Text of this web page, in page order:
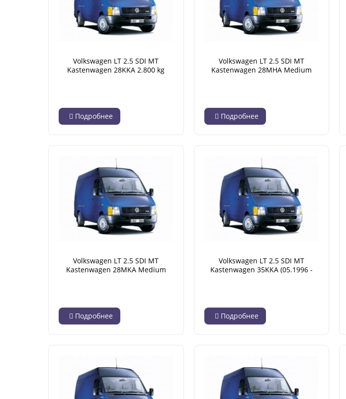
Volkswagen LT 2.5 SDI MT
Kastenwagen 28KKA 2.800 kg
Подробнее
Volkswagen LT 2.5 SDI MT
Kastenwagen 28MHA Medium
Подробнее
Volkswagen LT 2.5 SDI MT
Kastenwagen 28MKA Medium
Подробнее
Volkswagen LT 2.5 SDI MT
Kastenwagen 35KKA (05.1996 -
Подробнее